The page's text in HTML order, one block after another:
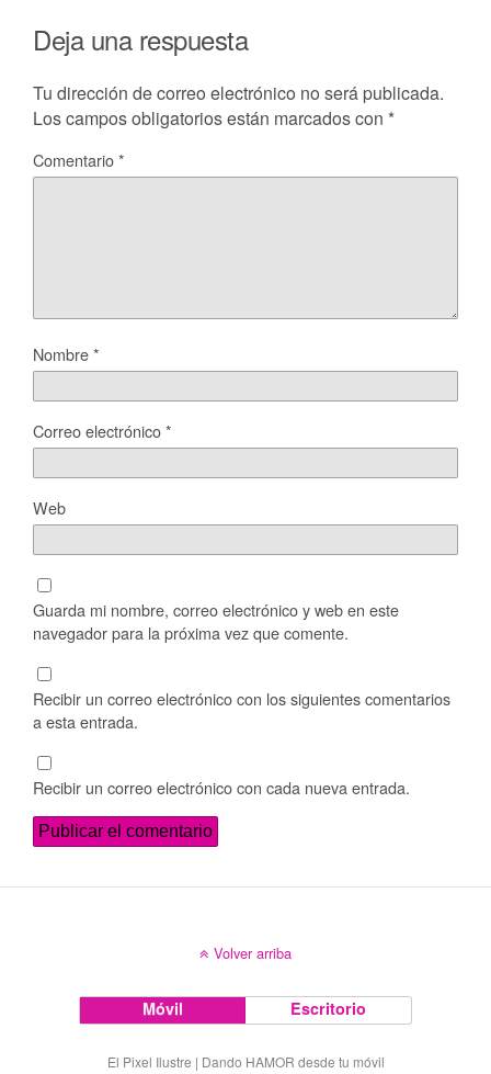
Deja una respuesta
Tu dirección de correo electrónico no será publicada.
Los campos obligatorios están marcados con *
Comentario*
Nombre*
Correo electrónico*
Web
Guarda mi nombre, correo electrónico y web en este
navegador para la próxima vez que comente.
Recibir un correo electrónico con los siguientes comentarios
a esta entrada.
Recibir un correo electrónico con cada nueva entrada.
Volver arriba
Móvil Escritorio
El Pixel Ilustre | Dando HAMOR desde tu móvil